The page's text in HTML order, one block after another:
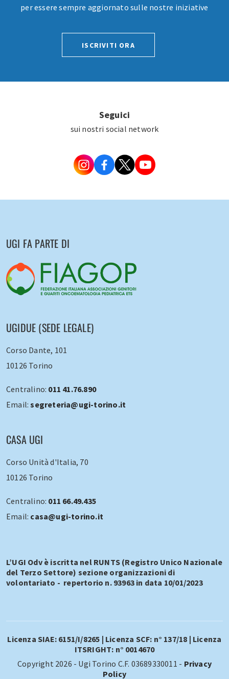
per essere sempre aggiornato sulle nostre iniziative
ISCRIVITI ORA
Seguici
sui nostri social network
UGI FA PARTE DI
UGIDUE (SEDE LEGALE)
Corso Dante, 101
10126 Torino
Centralino: 011 41.76.890
Email:segreteria@ugi-torino.it
CASA UGI
Corso Unità d'Italia, 70
10126 Torino
Centralino: 011 66.49.435
Email: casa@ugi-torino.it
L’UGI Odv è iscritta nel RUNTS (Registro Unico Nazionale
del Terzo Settore) sezione organizzazioni di
volontariato - repertorio n. 93963 in data 10/01/2023
Licenza SIAE: 6151/I/8265 | Licenza SCF: n° 137/18 | Licenza
ITSRIGHT: n° 0014670
Copyright 2026 - Ugi Torino C.F. 03689330011 - Privacy
Policy